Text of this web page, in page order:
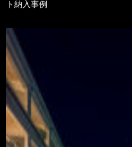
ト納入事例